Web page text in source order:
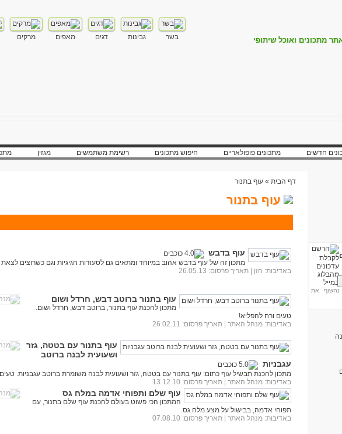
מתכונים ואוכל שיתופי בשר גבינות דגים מאפים מרקים
חדשים מתכונים פופולאריים חיפוש מתכונים רשימת משתמשים מגזין
נחשוף את
דף הבית » עוף בתנור
עוף בתנור
עוף בדבש
מתכון זה של עוף בדבש אהוב במיוחד ומתאים גם לסעודות חגיגיות וגם כשרוצים
באדיבות: הזן | תאריך פרסום: 26.05.13
עוף בתנור ברוטב דבש, חרדל ושום
מתכון להכנת עוף בתנור, ברוטב דבש, חרדל ושום.
טעים ורח להפליא!
באדיבות: מנהל האתר | תאריך פרסום: 26.02.11
עוף בתנור עם בטטה, גזר
ושעועית לבנה ברוטב
עגבניות
מתכון להכנת תבשיל עוף כתום: עוף בתנור עם בטטה, גזר ושעועית לבנה משומרת ברוטב עגבניות.
באדיבות: מנהל האתר | תאריך פרסום: 13.12.10
עוף שלם ותפוחי אדמה במלח גס
המתכון הכי פשוט בעולם להכנת עוף שלם בתנור, עם
תפוחי אדמה, בבישול על מצע מלח גס.
באדיבות: מנהל האתר | תאריך פרסום: 07.08.10